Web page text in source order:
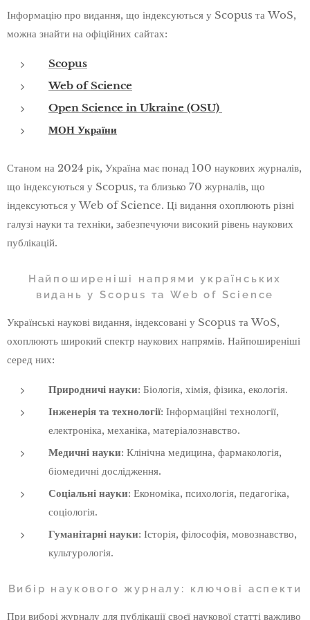
Інформацію про видання, що індексуються у Scopus та WoS,
можна знайти на офіційних сайтах:
Scopus
Web of Science
Open Science in Ukraine (OSU)
МОН України
Станом на 2024 рік, Україна має понад 100 наукових журналів,
що індексуються у Scopus, та близько 70 журналів, що
індексуються у Web of Science. Ці видання охоплюють різні
галузі науки та техніки, забезпечуючи високий рівень наукових
публікацій.
Найпоширеніші напрями українських
видань у Scopus та Web of Science
Українські наукові видання, індексовані у Scopus та WoS,
охоплюють широкий спектр наукових напрямів. Найпоширеніші
серед них:
Природничі науки: Біологія, хімія, фізика, екологія.
Інженерія та технології: Інформаційні технології,
електроніка, механіка, матеріалознавство.
Медичні науки: Клінічна медицина, фармакологія,
біомедичні дослідження.
Соціальні науки: Економіка, психологія, педагогіка,
соціологія.
Гуманітарні науки: Історія, філософія, мовознавство,
культурологія.
Вибір наукового журналу: ключові аспекти
При виборі журналу для публікації своєї наукової статті важливо